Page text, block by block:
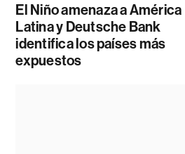
El Niño amenaza a América
Latina y Deutsche Bank
identifica los países más
expuestos